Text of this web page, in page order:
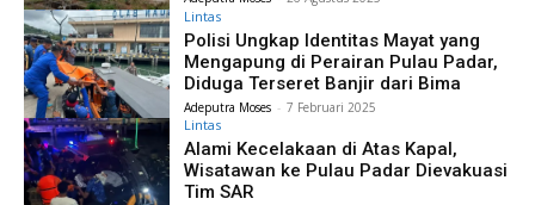
Lintas
Polisi Ungkap Identitas Mayat yang
Mengapung di Perairan Pulau Padar,
Diduga Terseret Banjir dari Bima
Adeputra Moses - 7 Februari 2025
Lintas
Alami Kecelakaan di Atas Kapal,
Wisatawan ke Pulau Padar Dievakuasi
Tim SAR